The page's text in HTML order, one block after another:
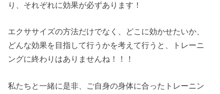
り、それぞれに効果が必ずあります！
エクササイズの方法だけでなく、どこに効かせたいか、
どんな効果を目指して行うかを考えて行うと、トレーニ
ングに終わりはありませんね！！！
私たちと一緒に是非、ご自身の身体に合ったトレーニン